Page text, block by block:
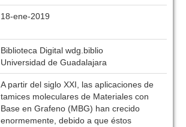
18-ene-2019
Biblioteca Digital wdg.biblio
Universidad de Guadalajara
A partir del siglo XXI, las aplicaciones de
tamices moleculares de Materiales con
Base en Grafeno (MBG) han crecido
enormemente, debido a que éstos